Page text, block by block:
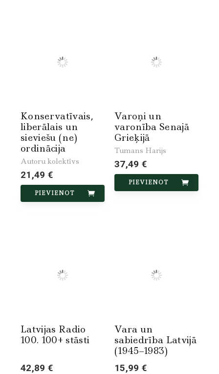
Konservatīvais,
liberālais un
sieviešu (ne)
ordinācija
Autoru kolektīvs
21,49 €
PIEVIENOT
Varoņi un
varonība Senajā
Grieķijā
Tumans Harijs
37,49 €
PIEVIENOT
Latvijas Radio
100. 100+ stāsti
42,89 €
Vara un
sabiedrība Latvijā
(1945‒1983)
15,99 €